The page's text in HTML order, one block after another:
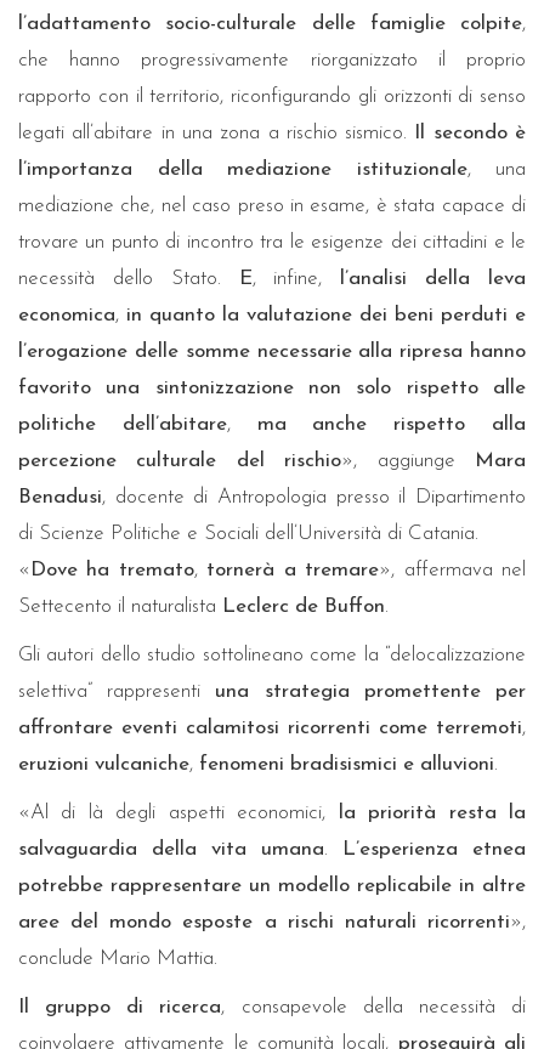
l’adattamento socio-culturale delle famiglie colpite,
che hanno progressivamente riorganizzato il proprio
rapporto con il territorio, riconfigurando gli orizzonti di senso
legati all’abitare in una zona a rischio sismico.
Il secondo è
l’importanza della mediazione istituzionale, una
mediazione che, nel caso preso in esame, è stata capace di
trovare un punto di incontro tra le esigenze dei cittadini e le
necessità dello Stato.
E, infine,
l’analisi della leva
economica, in quanto la valutazione dei beni perduti e
l’erogazione delle somme necessarie alla ripresa hanno
favorito una sintonizzazione non solo rispetto alle
politiche dell’abitare, ma anche rispetto alla
percezione culturale del rischio», aggiunge
Mara
Benadusi, docente di Antropologia presso il Dipartimento
di Scienze Politiche e Sociali dell’Università di Catania.
« Dove ha tremato, tornerà a tremare», affermava nel
Settecento il naturalista Leclerc de Buffon.
Gli autori dello studio sottolineano come la “delocalizzazione
selettiva” rappresenti una strategia promettente per
affrontare eventi calamitosi ricorrenti come terremoti,
eruzioni vulcaniche, fenomeni bradisismici e alluvioni.
«Al di là degli aspetti economici,
la priorità resta la
salvaguardia della vita umana.
L’esperienza etnea
potrebbe rappresentare un modello replicabile in altre
aree del mondo esposte a rischi naturali ricorrenti»,
conclude Mario Mattia.
Il gruppo di ricerca, consapevole della necessità di
coinvolgere attivamente le comunità locali, proseguirà gli